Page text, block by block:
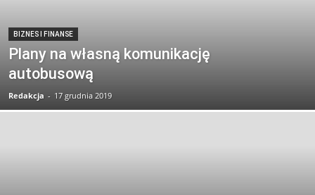
BIZNES I FINANSE
Plany na własną komunikację
autobusową
Redakcja - 17 grudnia 2019